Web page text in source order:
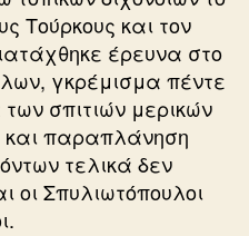
Τούρκους και τον
έρευνα στο
γκρέμισμα πέντε
σπιτιών μερικών
παραπλάνηση
τελικά δεν
οι Σπυλιωτόπουλοι